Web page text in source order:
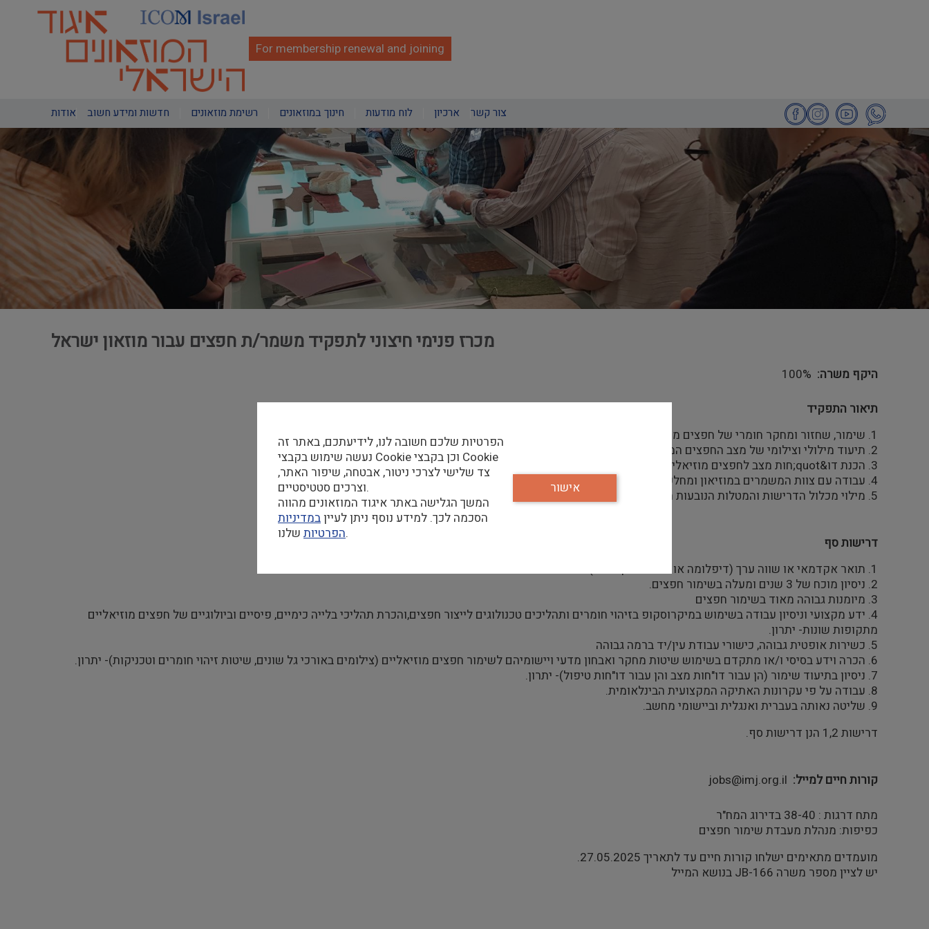
For membership renewal and joining
Main
navigation
אודות חדשות ומידע חשוב רשימת מוזאונים חינוך במוזאונים לוח מודעות ארכיון צור קשר
מכרז פנימי חיצוני לתפקיד משמר/ת חפצים עבור מוזאון ישראל
היקף משרה 100%
תיאור התפקיד
1. שימור, שחזור ומחקר חומרי של חפצים מוזיאליים (פרה-היסטוריה ועד עכשווי) על פי תכנית עבודה שנתית.
2. תיעוד מילולי וצילומי של מצב החפצים המוזיאליים- בתצוגה ובאחסון.
3. הכנת דו&quot;חות מצב לחפצים מוזיאליים בהשאלה ובשאילה.
4. עבודה עם צוות המשמרים במוזיאון ומחלקות אוצרותיות שונות.
5. מילוי מכלול הדרישות והמטלות הנובעות ממהות התפקיד.
דרישות סף
1. תואר אקדמאי או שווה ערך (דיפלומה או תעודה מקצועית) בשימור חפצים.
2. ניסיון מוכח של 3 שנים ומעלה בשימור חפצים.
3. מיומנות גבוהה מאוד בשימור חפצים
4. ידע מקצועי וניסיון עבודה בשימוש במיקרוסקופ בזיהוי חומרים ותהליכים טכנולוגים לייצור חפצים,והכרת תהליכי בלייה כימיים, פיסיים וביולוגיים של חפצים מוזיאליים
מתקופות שונות- יתרון.
5. כשירות אופטית גבוהה, כישורי עבודת עין/יד ברמה גבוהה
6. הכרה וידע בסיסי ו/או מתקדם בשימוש שיטות מחקר ואבחון מדעי ויישומיהם לשימור חפצים מוזיאליים (צילומים באורכי גל שונים, שיטות זיהוי חומרים וטכניקות)- יתרון.
7. ניסיון בתיעוד שימור (הן עבור דו"חות מצב והן עבור דו"חות טיפול)- יתרון.
8. עבודה על פי עקרונות האתיקה המקצועית הבינלאומית.
9. שליטה נאותה בעברית ואנגלית וביישומי מחשב.
דרישות 1,2 הנן דרישות סף.
קורות חיים למייל jobs@imj.org.il
מתח דרגות : 38-40 בדירוג המח"ר
כפיפות: מנהלת מעבדת שימור חפצים
מועמדים מתאימים ישלחו קורות חיים עד לתאריך 27.05.2025.
יש לציין מספר משרה JB-166 בנושא המייל
הפרטיות שלכם חשובה לנו, לידיעתכם, באתר זה
נעשה שימוש בקבצי Cookie וכן בקבצי Cookie
צד שלישי לצרכי ניטור, אבטחה, שיפור האתר,
וצרכים סטטיסטיים.
המשך הגלישה באתר איגוד המוזאונים מהווה
הסכמה לכך. למידע נוסף ניתן לעייןבמדיניות
הפרטיותשלנו.
אישור